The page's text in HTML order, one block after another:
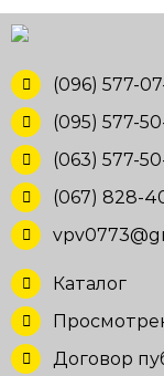
(096) 577-
(095) 577-
(063) 577-
(067) 828-
Каталог
Договор